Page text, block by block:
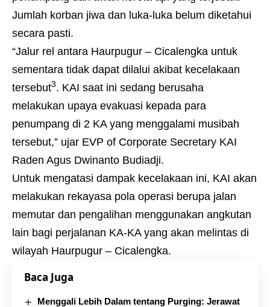
Jumlah korban jiwa dan luka-luka belum diketahui
secara pasti.
“Jalur rel antara Haurpugur – Cicalengka untuk
sementara tidak dapat dilalui akibat kecelakaan
tersebut3. KAI saat ini sedang berusaha
melakukan upaya evakuasi kepada para
penumpang di 2 KA yang menggalami musibah
tersebut,” ujar EVP of Corporate Secretary KAI
Raden Agus Dwinanto Budiadji.
Untuk mengatasi dampak kecelakaan ini, KAI akan
melakukan rekayasa pola operasi berupa jalan
memutar dan pengalihan menggunakan angkutan
lain bagi perjalanan KA-KA yang akan melintas di
wilayah Haurpugur – Cicalengka.
Baca Juga
Menggali Lebih Dalam tentang Purging: Jerawat